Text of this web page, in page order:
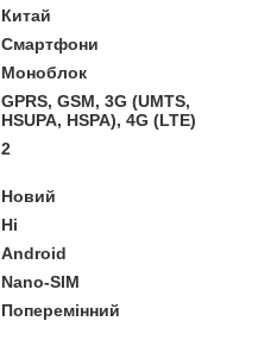
Китай
Смартфони
Моноблок
GPRS, GSM, 3G (UMTS,
HSUPA, HSPA), 4G (LTE)
2
Новий
Ні
Android
Nano-SIM
Поперемінний